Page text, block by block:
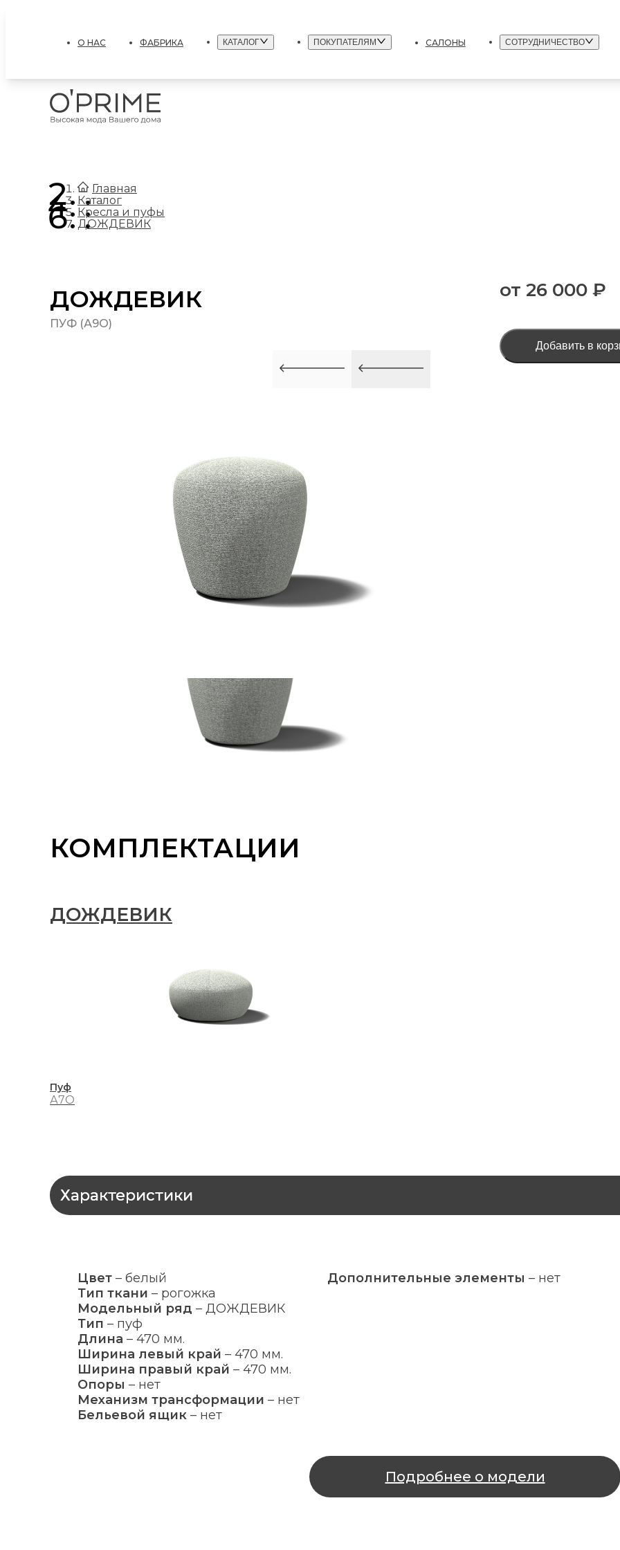
О НАС ФАБРИКА КАТАЛОГ ПОКУПАТЕЛЯМ САЛОНЫ СОТРУДНИЧЕСТВО
Главная
.
Каталог
.
Кресла и пуфы
.
ДОЖДЕВИК
ДОЖДЕВИК
ПУФ (А9О)
от 26 000 ₽
Добавить в
КОМПЛЕКТАЦИИ
ДОЖДЕВИК
Пуф
А7О
Характеристики
Цвет – белый
Тип ткани – рогожка
Модельный ряд – ДОЖДЕВИК
Тип – пуф
Длина – 470 мм.
Ширина левый край – 470 мм.
Ширина правый край – 470 мм.
Опоры – нет
Механизм трансформации – нет
Бельевой ящик – нет
Дополнительные элементы – нет
Подробнее о модели